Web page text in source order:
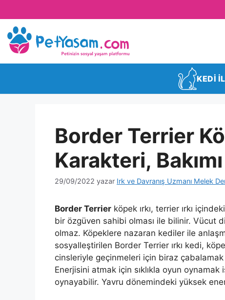
KEDİ
Border Terrier
Karakteri,
29/09/2022 yazar Irk ve Davranış Uzmanı Melek
Border Terrier köpek ırkı, terrier ırkı
bir özgüven sahibi olması ile bilinir. Vücut
olmaz. Köpeklere nazaran kediler ile
sosyalleştirilen Border Terrier ırkı kedi,
cinsleriyle geçinmeleri için biraz
Enerjisini atmak için sıklıkla oyun
oynayabilir. Yavru dönemindeki yüksek